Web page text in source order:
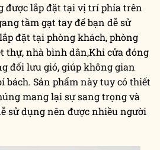
được lắp đặt tại vị trí phía trên
tầm gạt tay để bạn dễ sử
đặt tại phòng khách, phòng
thự, nhà bình dân,Khi cửa đóng
đối lưu gió, giúp không gian
bách. Sản phẩm này tuy có thiết
mang lại sự sang trọng và
sử dụng nên được nhiều người